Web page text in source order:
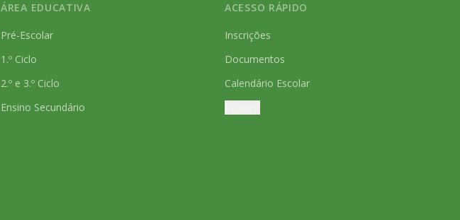
ÁREA EDUCATIVA
Pré-Escolar
1.º Ciclo
2.º e 3.º Ciclo
Ensino Secundário
ACESSO RÁPIDO
Inscrições
Documentos
Calendário Escolar